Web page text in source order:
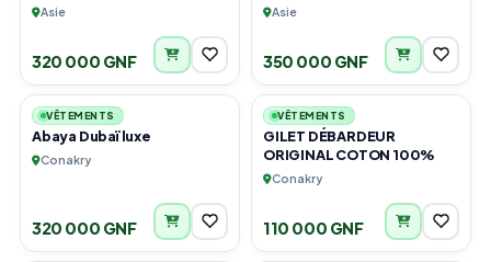
Asie
320 000 GNF
Asie
350 000 GNF
2
VÊTEMENTS
Abaya Dubaï luxe
Conakry
320 000 GNF
4
VÊTEMENTS
GILET DÉBARDEUR
ORIGINAL COTON 100%
Conakry
110 000 GNF
3 3